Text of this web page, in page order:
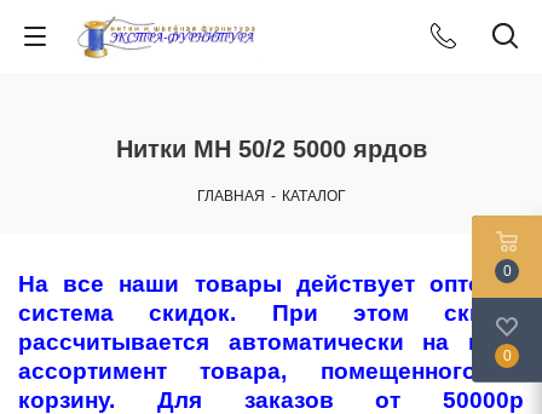
Нитки МН 50/2 5000 ярдов
ГЛАВНАЯ - КАТАЛОГ
На все наши товары действует оптовая
система скидок. При этом скидка
рассчитывается автоматически на весь
ассортимент товара, помещенного в
корзину. Для заказов от 50000р
0
0